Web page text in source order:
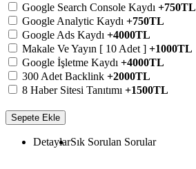
Google Search Console Kaydı +750TL
Google Analytic Kaydı +750TL
Google Ads Kaydı +4000TL
Makale Ve Yayın [ 10 Adet ] +1000TL
Google İşletme Kaydı +4000TL
300 Adet Backlink +2000TL
8 Haber Sitesi Tanıtımı +1500TL
Sepete Ekle
DetaylarSık Sorulan Sorular